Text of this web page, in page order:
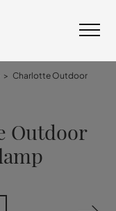
> Charlotte Outdoor
Outdoor